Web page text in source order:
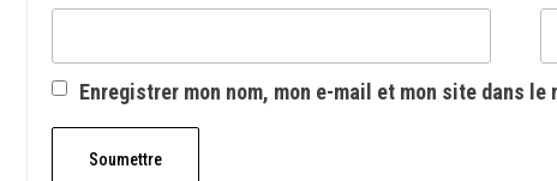
Enregistrer mon nom, mon e-mail et mon site dans